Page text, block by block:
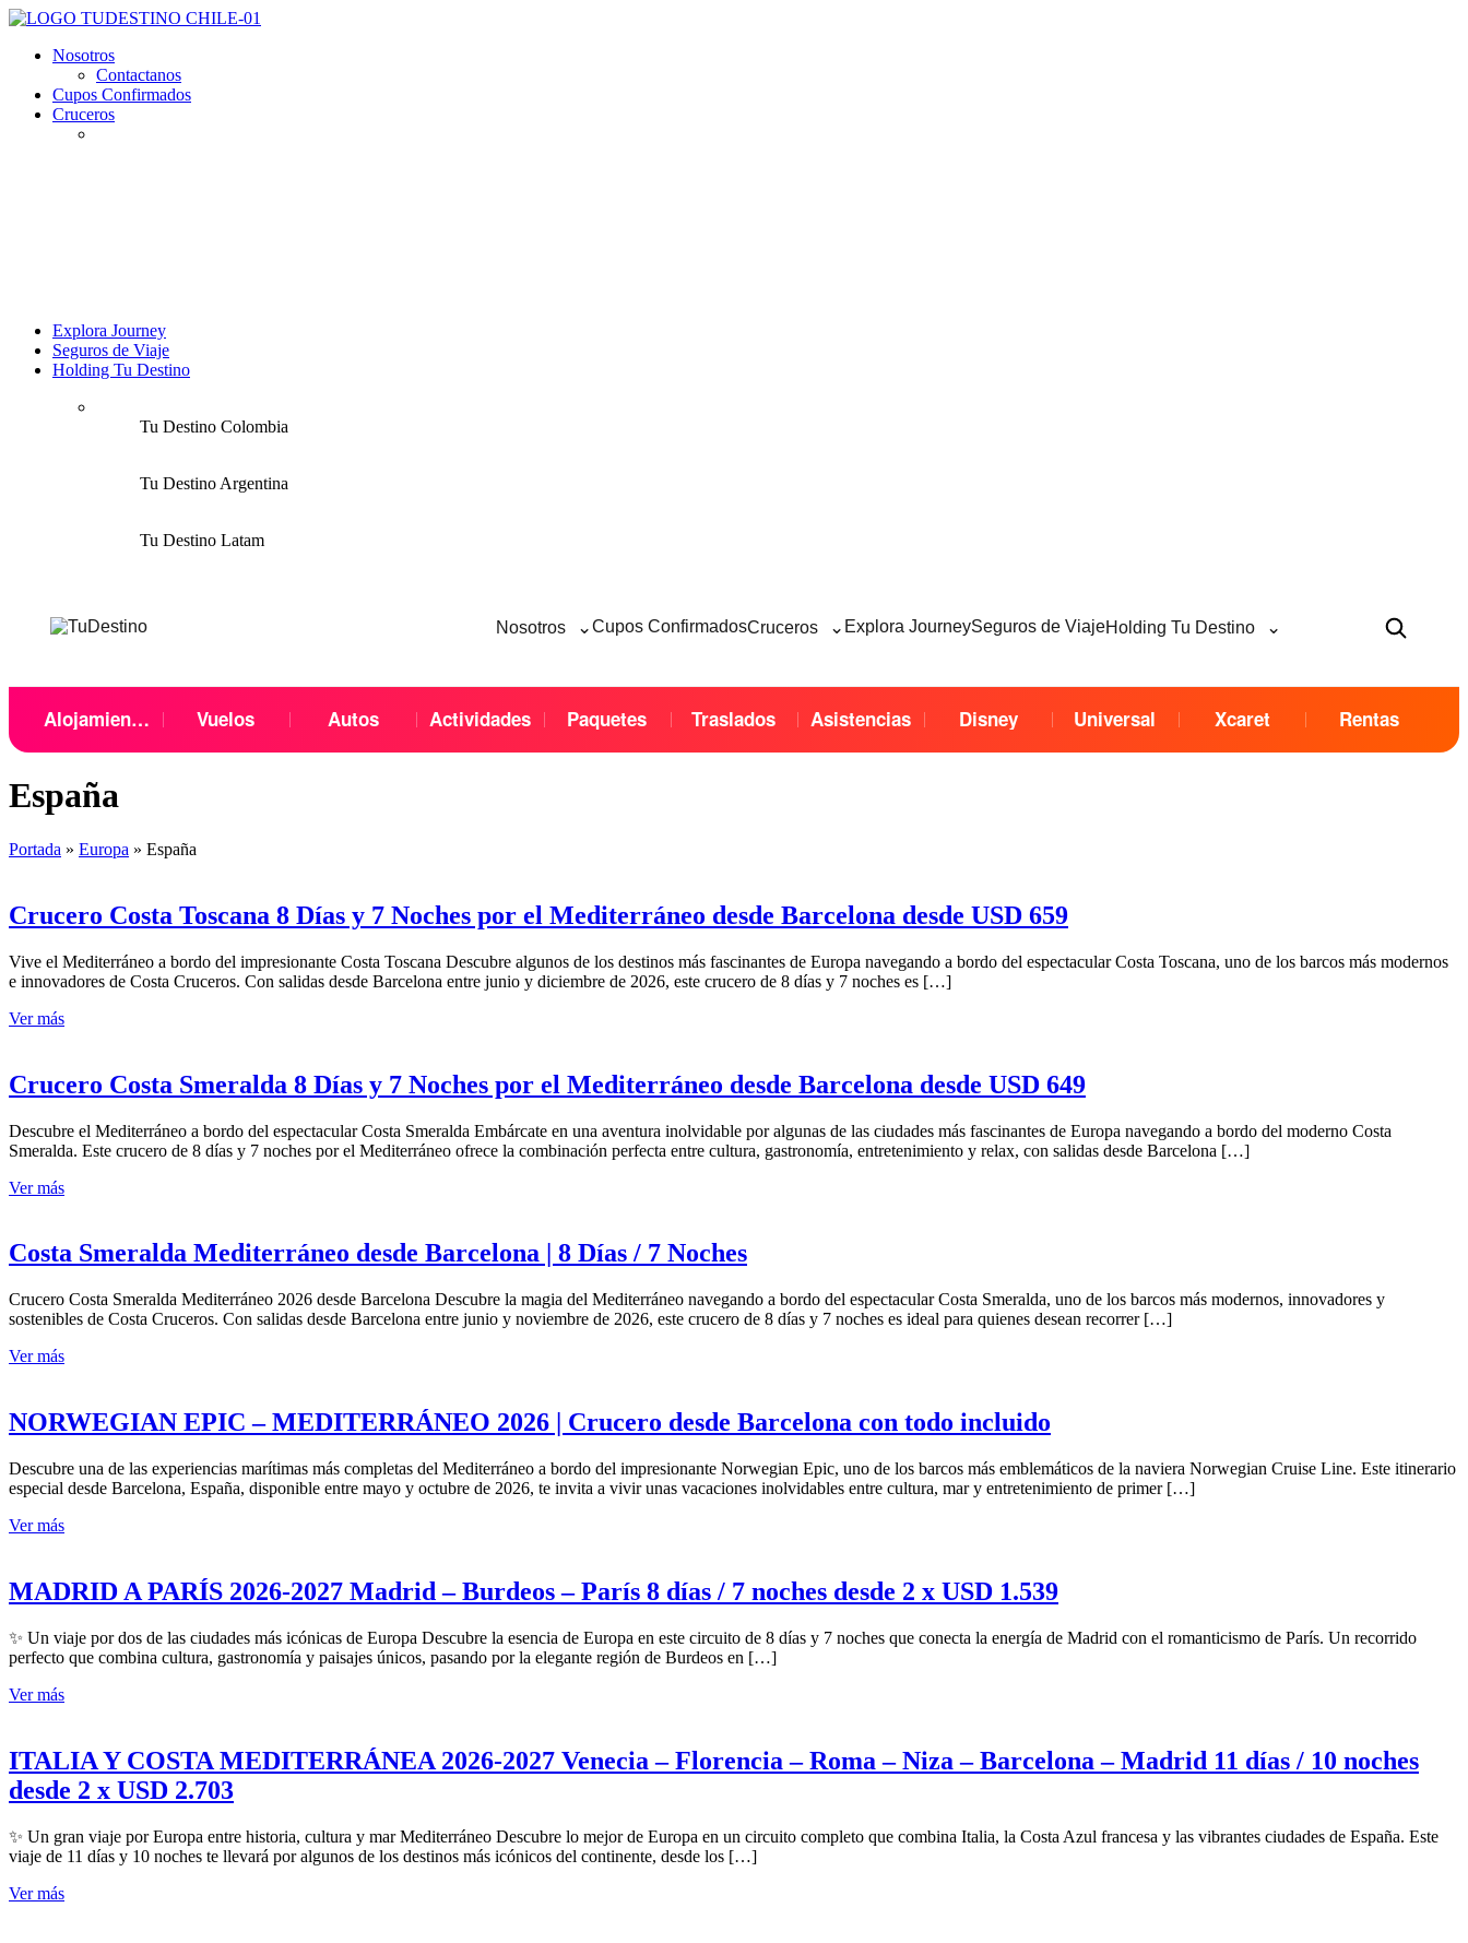
Nosotros
Contactanos
Cupos Confirmados
Cruceros
Explora Journey
Seguros de Viaje
Holding Tu Destino
Tu Destino Colombia
Tu Destino Argentina
Tu Destino Latam
Nosotros ⌄Cupos ConfirmadosCruceros ⌄ Explora JourneySeguros de ViajeHolding Tu Destino ⌄
Alojamientos Vuelos Autos Actividades Paquetes Traslados Asistencias Disney Universal Xcaret Rentas
España
Portada » Europa » España
Crucero Costa Toscana 8 Días y 7 Noches por el Mediterráneo desde Barcelona desde USD 659
Vive el Mediterráneo a bordo del impresionante Costa Toscana Descubre algunos de los destinos más fascinantes de Europa navegando a bordo del espectacular Costa Toscana, uno de los barcos más modernos
e innovadores de Costa Cruceros. Con salidas desde Barcelona entre junio y diciembre de 2026, este crucero de 8 días y 7 noches es […]
Ver más
Crucero Costa Smeralda 8 Días y 7 Noches por el Mediterráneo desde Barcelona desde USD 649
Descubre el Mediterráneo a bordo del espectacular Costa Smeralda Embárcate en una aventura inolvidable por algunas de las ciudades más fascinantes de Europa navegando a bordo del moderno Costa
Smeralda. Este crucero de 8 días y 7 noches por el Mediterráneo ofrece la combinación perfecta entre cultura, gastronomía, entretenimiento y relax, con salidas desde Barcelona […]
Ver más
Costa Smeralda Mediterráneo desde Barcelona | 8 Días / 7 Noches
Crucero Costa Smeralda Mediterráneo 2026 desde Barcelona Descubre la magia del Mediterráneo navegando a bordo del espectacular Costa Smeralda, uno de los barcos más modernos, innovadores y
sostenibles de Costa Cruceros. Con salidas desde Barcelona entre junio y noviembre de 2026, este crucero de 8 días y 7 noches es ideal para quienes desean recorrer […]
Ver más
NORWEGIAN EPIC – MEDITERRÁNEO 2026 | Crucero desde Barcelona con todo incluido
Descubre una de las experiencias marítimas más completas del Mediterráneo a bordo del impresionante Norwegian Epic, uno de los barcos más emblemáticos de la naviera Norwegian Cruise Line. Este itinerario
especial desde Barcelona, España, disponible entre mayo y octubre de 2026, te invita a vivir unas vacaciones inolvidables entre cultura, mar y entretenimiento de primer […]
Ver más
MADRID A PARÍS 2026-2027 Madrid – Burdeos – París 8 días / 7 noches desde 2 x USD 1.539
✨ Un viaje por dos de las ciudades más icónicas de Europa Descubre la esencia de Europa en este circuito de 8 días y 7 noches que conecta la energía de Madrid con el romanticismo de París. Un recorrido
perfecto que combina cultura, gastronomía y paisajes únicos, pasando por la elegante región de Burdeos en […]
Ver más
ITALIA Y COSTA MEDITERRÁNEA 2026-2027 Venecia – Florencia – Roma – Niza – Barcelona – Madrid 11 días / 10 noches
desde 2 x USD 2.703
✨ Un gran viaje por Europa entre historia, cultura y mar Mediterráneo Descubre lo mejor de Europa en un circuito completo que combina Italia, la Costa Azul francesa y las vibrantes ciudades de España. Este
viaje de 11 días y 10 noches te llevará por algunos de los destinos más icónicos del continente, desde los […]
Ver más